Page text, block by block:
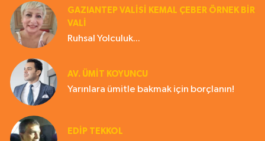
GAZIANTEP VALISI KEMAL ÇEBER ÖRNEK BİR
VALİ
Ruhsal Yolculuk...
AV. ÜMIT KOYUNCU
Yarınlara ümitle bakmak için borçlanın!
EDIP TEKKOL